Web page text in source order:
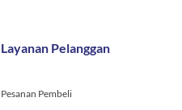
Layanan Pelanggan
Pesanan Pembeli